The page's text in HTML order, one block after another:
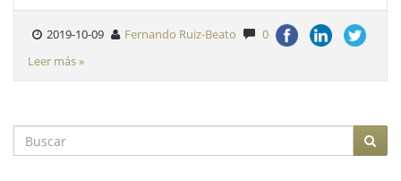
2019-10-09 Fernando Ruiz-Beato
0
Leer más »